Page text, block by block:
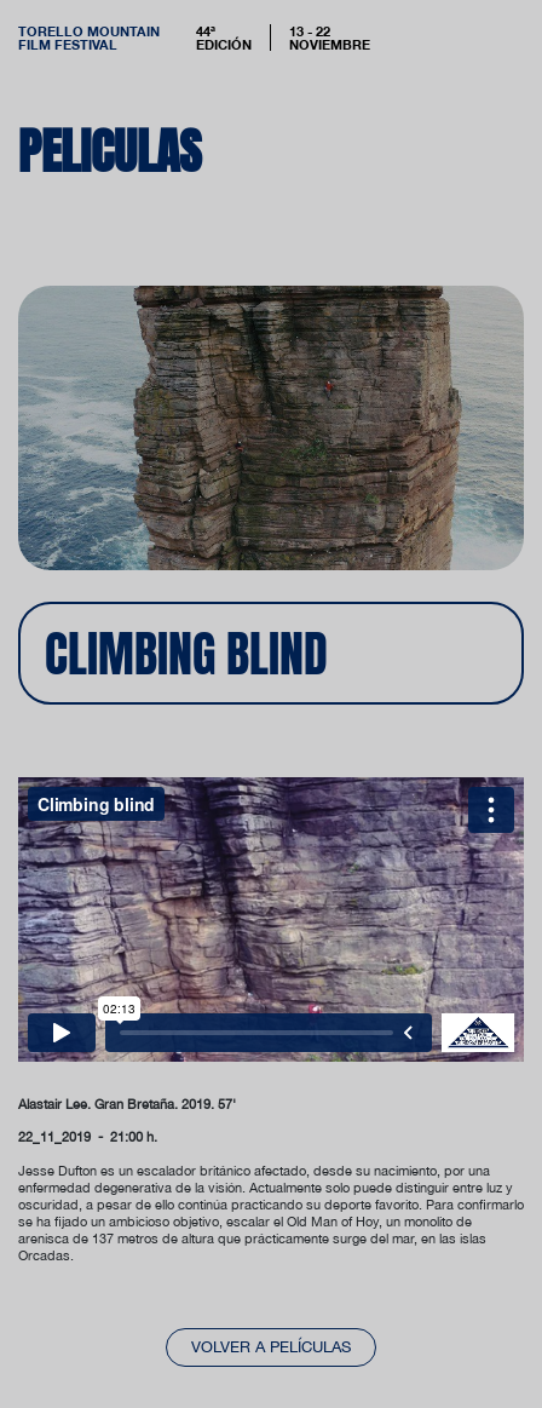
TORELLO MOUNTAIN
FILM FESTIVAL
44ª
EDICIÓN
13 - 22
NOVIEMBRE
PELICULAS
CLIMBING BLIND
Alastair Lee. Gran Bretaña. 2019. 57'
22_11_2019 - 21:00 h.
Jesse Dufton es un escalador británico afectado, desde su nacimiento, por una
enfermedad degenerativa de la visión. Actualmente solo puede distinguir entre luz y
oscuridad, a pesar de ello continúa practicando su deporte favorito. Para confirmarlo
se ha fijado un ambicioso objetivo, escalar el Old Man of Hoy, un monolito de
arenisca de 137 metros de altura que prácticamente surge del mar, en las islas
Orcadas.
VOLVER A PELÍCULAS